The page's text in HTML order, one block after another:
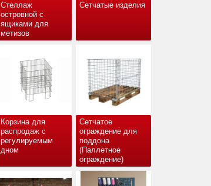
Стеллаж
островной с
ящиками для
метизов
Сетчатые изделия
Корзина для
распродаж с
регулируемым
дном
Сетчатое
ограждение для
поддона
(Паллетное
ограждение)